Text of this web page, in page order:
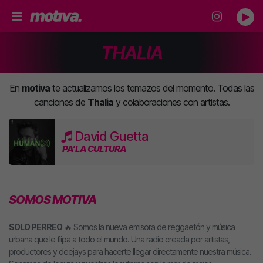
THALIA
En motivate actualizamos los temazos del momento. Todas las
canciones de Thaliay colaboraciones con artistas.
David Guetta
PA' LA CULTURA
SOMOS MOTIVA
SOLO PERREO 🔥 Somos la nueva emisora de reggaetón y música
urbana que le flipa a todo el mundo. Una radio creada por artistas,
productores y deejays para hacerte llegar directamente nuestra música.